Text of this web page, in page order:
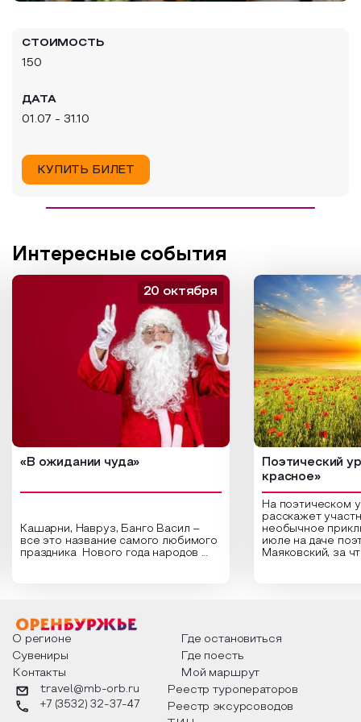
Все маршруты
СТОИМОСТЬ
150
ДАТА
01.07 - 31.10
КУПИТЬ БИЛЕТ
Интересные события
«В ожидании чуда»
Кашарни, Навруз, Банго Васил –
все это название самого любимого
праздника Нового года народов
о том, как встречают новый год в
разных уголках страны, какие
обряды совершают на удачу и
благополучие, в чем схожи и
различаются традиции. Кто такой
Дед Мороз и откуда он пришел, как
его называют в разных уголках
страны и как появились елочные
20 октября
Поэтический
красное»
На поэтическом
расскажет
необычное
июле на даче
Маяковский, за
Твардовского и
каждой строчке
восхищение
яркому времени
О регионе
Где остановиться
Сувениры
Где поесть
Контакты
Мой маршрут
travel@mb-orb.ru
+7 (3532) 32-37-47
Реестр туроператоров
Реестр эксурсоводов